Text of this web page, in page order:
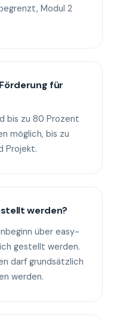
Modul 2
für
bis zu 80 Prozent
möglich, bis zu
Projekt.
werden?
über easy-
gestellt werden.
darf grundsätzlich
werden.